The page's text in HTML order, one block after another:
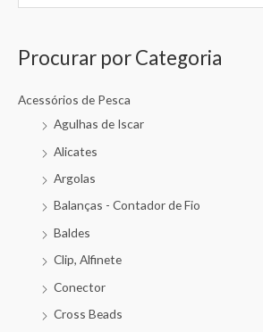
Procurar por Categoria
Acessórios de Pesca
Agulhas de Iscar
Alicates
Argolas
Balanças - Contador de Fio
Baldes
Clip, Alfinete
Conector
Cross Beads